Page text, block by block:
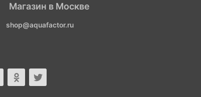
Магазин в Москве
shop@aquafactor.ru